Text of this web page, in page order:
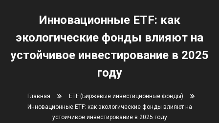
Инновационные ETF: как
экологические фонды влияют на
устойчивое инвестирование в 2025
году
Главная
ETF (Биржевые инвестиционные фонды)
Инновационные ETF: как экологические фонды влияют на
устойчивое инвестирование в 2025 году